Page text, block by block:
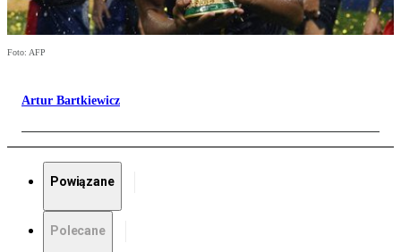
Foto: AFP
Artur Bartkiewicz
Powiązane
Polecane